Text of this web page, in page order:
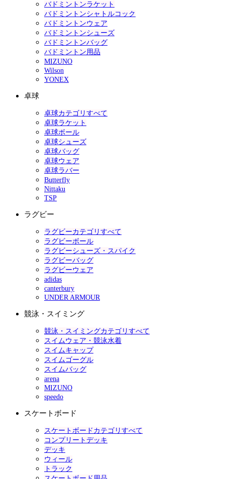
バドミントンラケット
バドミントンシャトルコック
バドミントンウェア
バドミントンシューズ
バドミントンバッグ
バドミントン用品
MIZUNO
Wilson
YONEX
卓球
卓球カテゴリすべて
卓球ラケット
卓球ボール
卓球シューズ
卓球バッグ
卓球ウェア
卓球ラバー
Butterfly
Nittaku
TSP
ラグビー
ラグビーカテゴリすべて
ラグビーボール
ラグビーシューズ・スパイク
ラグビーバッグ
ラグビーウェア
adidas
canterbury
UNDER ARMOUR
競泳・スイミング
競泳・スイミングカテゴリすべて
スイムウェア・競泳水着
スイムキャップ
スイムゴーグル
スイムバッグ
arena
MIZUNO
speedo
スケートボード
スケートボードカテゴリすべて
コンプリートデッキ
デッキ
ウィール
トラック